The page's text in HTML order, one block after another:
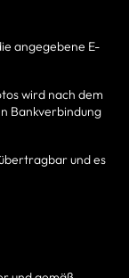
angegebene E-
wird nach dem
Bankverbindung
und es